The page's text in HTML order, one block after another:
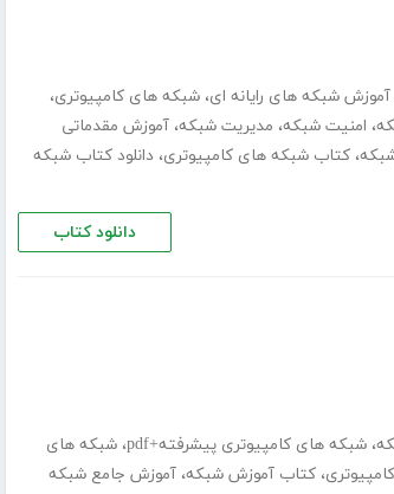
آموزش شبکه های رایانه ای، شبکه های کامپیوتری،
، امنیت شبکه، مدیریت شبکه، آموزش مقدماتی
، کتاب شبکه های کامپیوتری، دانلود کتاب شبکه
دانلود کتاب
، شبکه های کامپیوتری پیشرفته+pdf ، شبکه های
، کتاب آموزش شبکه، آموزش جامع شبکه